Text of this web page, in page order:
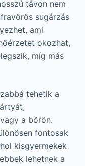
távon nem
sugárzás
ami
okozhat,
míg más
tehetik a
a bőrön.
fontosak
kisgyermekek
lehetnek a